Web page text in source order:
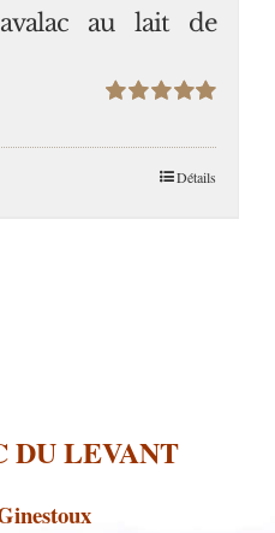
au lait de
5
Détails
DU LEVANT